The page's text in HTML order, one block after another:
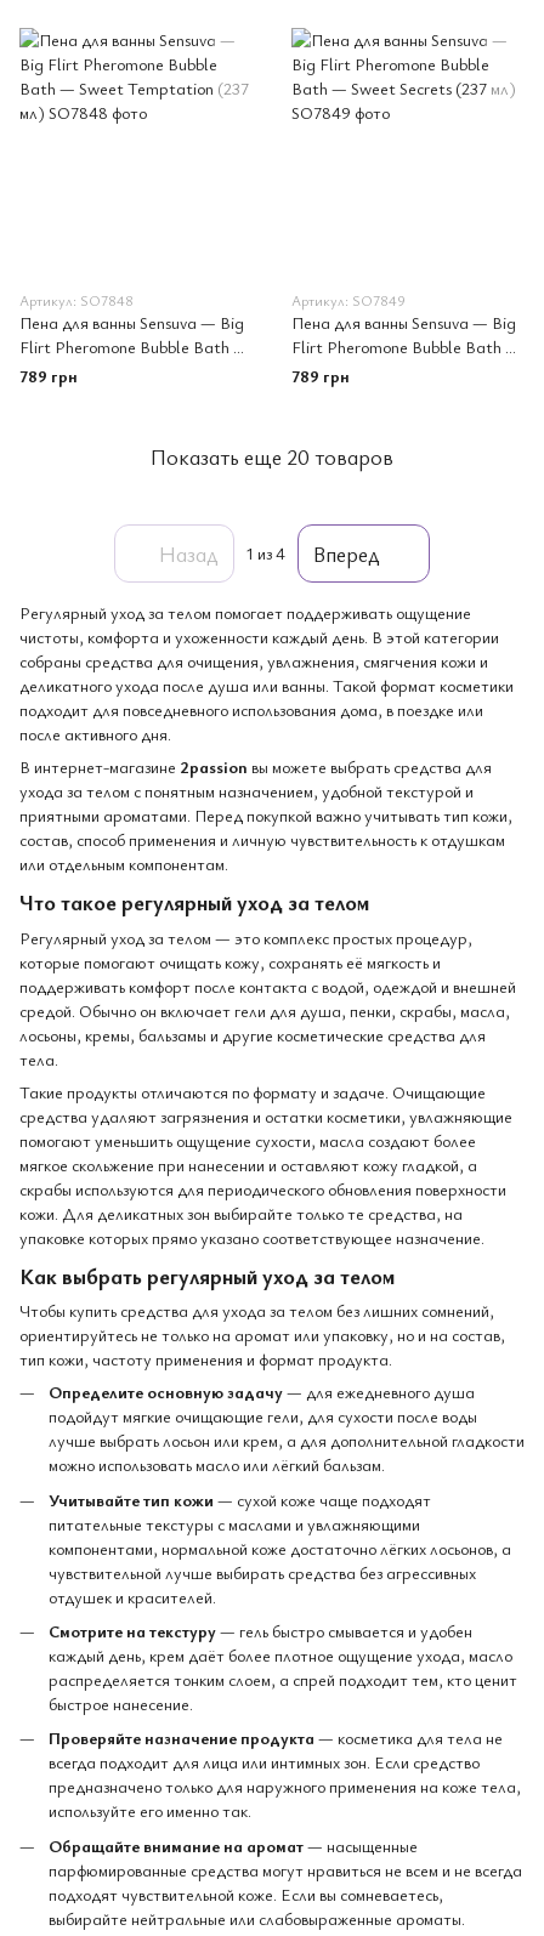
Артикул: SO7848
Пена для ванны Sensuva — Big
Flirt Pheromone Bubble Bath —
Sweet Temptation (237 мл)
789 грн
Артикул: SO7849
Пена для ванны Sensuva — Big
Flirt Pheromone Bubble Bath —
Sweet Secrets (237 мл)
789 грн
Показать еще 20 товаров
Назад 1 из 4 Вперед
Регулярный уход за телом помогает поддерживать ощущение
чистоты, комфорта и ухоженности каждый день. В этой категории
собраны средства для очищения, увлажнения, смягчения кожи и
деликатного ухода после душа или ванны. Такой формат косметики
подходит для повседневного использования дома, в поездке или
после активного дня.
В интернет-магазине 2passion вы можете выбрать средства для
ухода за телом с понятным назначением, удобной текстурой и
приятными ароматами. Перед покупкой важно учитывать тип кожи,
состав, способ применения и личную чувствительность к отдушкам
или отдельным компонентам.
Что такое регулярный уход за телом
Регулярный уход за телом — это комплекс простых процедур,
которые помогают очищать кожу, сохранять её мягкость и
поддерживать комфорт после контакта с водой, одеждой и внешней
средой. Обычно он включает гели для душа, пенки, скрабы, масла,
лосьоны, кремы, бальзамы и другие косметические средства для
тела.
Такие продукты отличаются по формату и задаче. Очищающие
средства удаляют загрязнения и остатки косметики, увлажняющие
помогают уменьшить ощущение сухости, масла создают более
мягкое скольжение при нанесении и оставляют кожу гладкой, а
скрабы используются для периодического обновления поверхности
кожи. Для деликатных зон выбирайте только те средства, на
упаковке которых прямо указано соответствующее назначение.
Как выбрать регулярный уход за телом
Чтобы купить средства для ухода за телом без лишних сомнений,
ориентируйтесь не только на аромат или упаковку, но и на состав,
тип кожи, частоту применения и формат продукта.
Определите основную задачу— для ежедневного душа
подойдут мягкие очищающие гели, для сухости после воды
лучше выбрать лосьон или крем, а для дополнительной гладкости
можно использовать масло или лёгкий бальзам.
Учитывайте тип кожи — сухой коже чаще подходят
питательные текстуры с маслами и увлажняющими
компонентами, нормальной коже достаточно лёгких лосьонов, а
чувствительной лучше выбирать средства без агрессивных
отдушек и красителей.
Смотрите на текстуру— гель быстро смывается и удобен
каждый день, крем даёт более плотное ощущение ухода, масло
распределяется тонким слоем, а спрей подходит тем, кто ценит
быстрое нанесение.
Проверяйте назначение продукта — косметика для тела не
всегда подходит для лица или интимных зон. Если средство
предназначено только для наружного применения на коже тела,
используйте его именно так.
Обращайте внимание на аромат— насыщенные
парфюмированные средства могут нравиться не всем и не всегда
подходят чувствительной коже. Если вы сомневаетесь,
выбирайте нейтральные или слабовыраженные ароматы.